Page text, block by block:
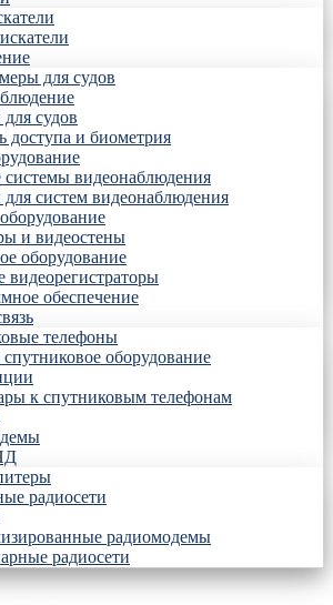
для судов
судов
доступа и биометрия
видеонаблюдения
систем видеонаблюдения
и видеостены
оборудование
обеспечение
телефоны
оборудование
к спутниковым телефонам
радиосети
радиомодемы
радиосети